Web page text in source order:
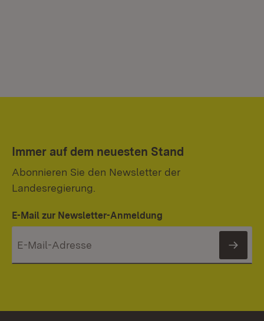
Immer auf dem neuesten Stand
Abonnieren Sie den Newsletter der
Landesregierung.
E-Mail zur Newsletter-Anmeldung